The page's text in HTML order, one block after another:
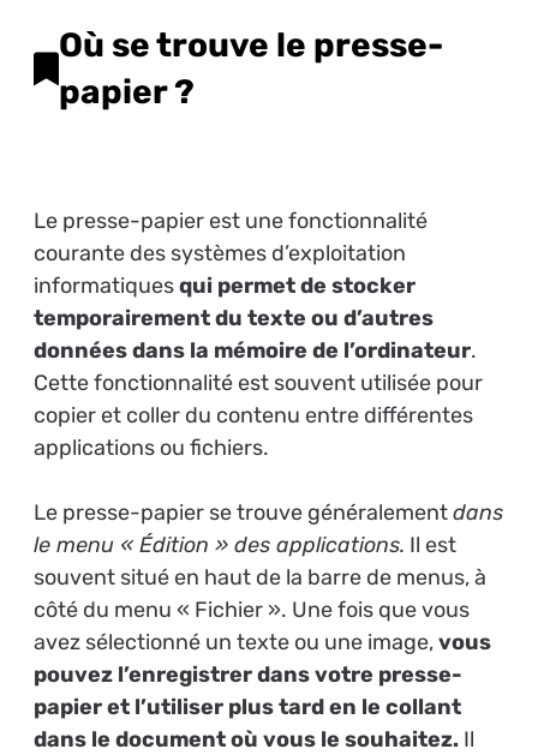
Où se trouve le presse-
papier ?
Le presse-papier est une fonctionnalité
courante des systèmes d’exploitation
informatiquesqui permet de stocker
temporairement du texte ou d’autres
données dans la mémoire de l’ordinateur.
Cette fonctionnalité est souvent utilisée pour
copier et coller du contenu entre différentes
applications ou fichiers.
Le presse-papier se trouve généralementdans
le menu « Édition » des applications. Il est
souvent situé en haut de la barre de menus, à
côté du menu « Fichier ». Une fois que vous
avez sélectionné un texte ou une image,vous
pouvez l’enregistrer dans votre presse-
papier et l’utiliser plus tard en le collant
dans le document où vous le souhaitez.Il